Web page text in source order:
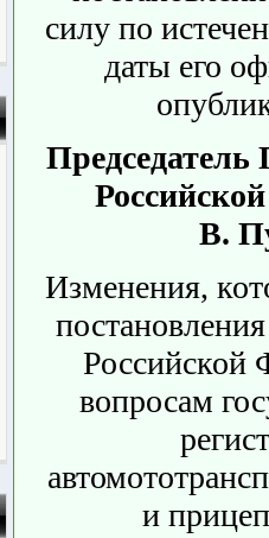
силу по
даты его
Председатель
В.
Изменения,
Российской
вопросам
и